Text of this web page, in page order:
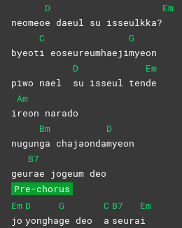
neomeo
D
e daeul su isseulkka?
Em
byeot
C
i eoseureumhaeji
G
myeon
piwo nael
D
su isseul ten
Em
de
i
Am
reon narado
nugun
Bm
ga chajaonda
D
myeon
geu
B7
rae jogeum deo
Pre-chorus
Em
jo
D
yongha
G
ge deo
C
a
B7
seura
Em
i